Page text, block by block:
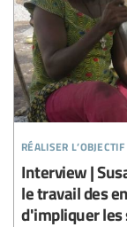
réaliser l’objectif
Interview |
le travail des
d'impliquer les